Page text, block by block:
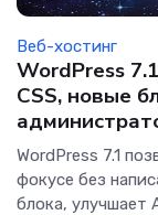
Веб-хостинг
WordPress
CSS, новые
WordPress 7.1
фокусе без
блока, улучшает